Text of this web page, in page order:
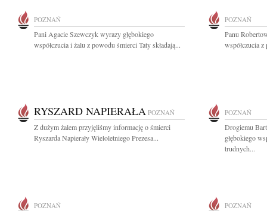
POZNAŃ
Pani Agacie Szewczyk wyrazy głębokiego
współczucia i żalu z powodu śmierci Taty składają...
POZNAŃ
Panu
współczucia
RYSZARD NAPIERAŁA POZNAŃ
Z dużym żalem przyjęliśmy informację o śmierci
Ryszarda Napierały Wieloletniego Prezesa...
POZNAŃ
Drogiemu
głębokiego
trudnych...
POZNAŃ POZNAŃ